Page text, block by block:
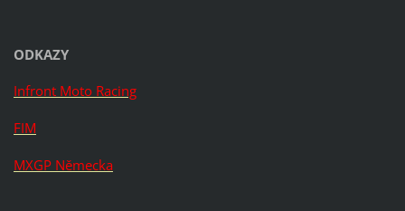
ODKAZY
Infront Moto Racing
FIM
MXGP Německa